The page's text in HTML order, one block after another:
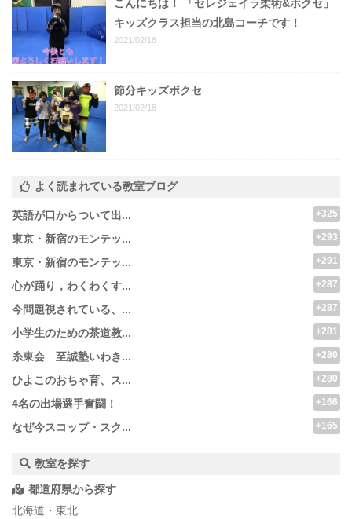
こんにちは！ 「セレジェイラ柔術&ボクセ」
キッズクラス担当の北島コーチです！
2021/02/18
節分キッズボクセ
2021/02/18
よく読まれている教室ブログ
英語が口からついて出... +325
東京・新宿のモンテッ... +293
東京・新宿のモンテッ... +291
心が踊り，わくわくす... +287
今問題視されている、... +287
小学生のための茶道教... +281
糸東会 至誠塾いわき... +280
ひよこのおちゃ育、ス... +280
4名の出場選手奮闘！ +166
なぜ今スコップ・スク... +165
教室を探す
都道府県から探す
北海道・東北